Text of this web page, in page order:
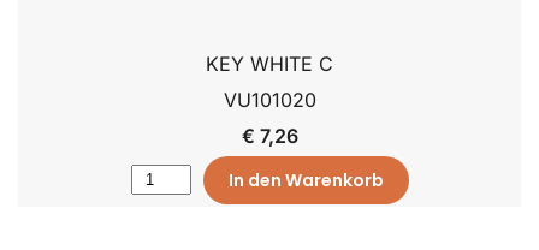
KEY WHITE C
VU101020
€ 7,26
In den Warenkorb